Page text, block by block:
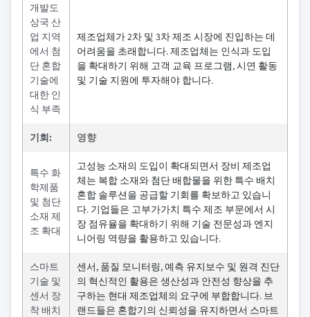
개발도
상국 산
업 지역
에서 첨
단 혼합
기술에
대한 인
식 부족
제조업체가 2차 및 3차 제조 시장에 진입하는 데
어려움을 초래합니다. 제조업체는 인식과 도입
을 확대하기 위해 고객 교육 프로그램, 시연 활동
및 기술 지원에 투자해야 합니다.
기회: 영향
특수 화
학제품
및 첨단
소재 제
조 확대
고성능 소재의 도입이 확대되면서 장비 제조업
체는 복합 소재와 첨단 배합물을 위한 특수 배치
혼합 솔루션을 공급할 기회를 확보하고 있습니
다. 기업들은 고부가가치 특수 제조 부문에서 시
장 점유율을 확대하기 위해 기술 전문성과 엔지
니어링 역량을 활용하고 있습니다.
스마트
기술 및
센서 장
착 배치
센서, 품질 모니터링, 예측 유지보수 및 원격 진단
의 혁신적인 활용은 생산성과 안전성 향상을 추
구하는 현대 제조업체의 요구에 부합합니다. 브
랜드들은 혼합기의 신뢰성을 유지하면서 스마트